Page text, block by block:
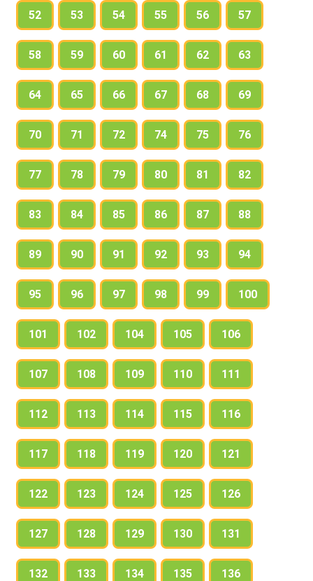
52 53 54 55 56 57
58 59 60 61 62 63
64 65 66 67 68 69
70 71 72 74 75 76
77 78 79 80 81 82
83 84 85 86 87 88
89 90 91 92 93 94
95 96 97 98 99 100
101 102 104 105 106
107 108 109 110 111
112 113 114 115 116
117 118 119 120 121
122 123 124 125 126
127 128 129 130 131
132 133 134 135 136